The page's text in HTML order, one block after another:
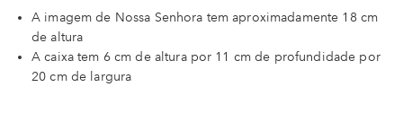
A imagem de Nossa Senhora tem aproximadamente 18 cm
de altura
A caixa tem 6 cm de altura por 11 cm de profundidade por
20 cm de largura